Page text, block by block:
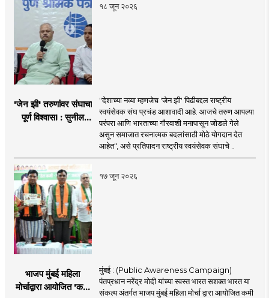
१८ जून २०२६
'जेन झी' तरुणांवर संघाचा
पूर्ण विश्वास! : सुनील
"देशाच्या नव्या म्हणजेच 'जेन झी' पिढीबद्दल राष्ट्रीय
स्वयंसेवक संघ प्रचंड आशावादी आहे. आजचे तरुण आपल्या
परंपरा आणि भारताच्या गौरवाशी मनापासून जोडले गेले
असून समाजात रचनात्मक बदलांसाठी मोठे योगदान देत
आहेत", असे प्रतिपादन राष्ट्रीय स्वयंसेवक संघाचे ..
१७ जून २०२६
भाजप मुंबई महिला
मोर्चाद्वारा आयोजित 'कमी
मुंबई : (Public Awareness Campaign)
पंतप्रधान नरेंद्र मोदी यांच्या स्वस्त भारत सशक्त भारत या
संकल्प अंतर्गत भाजप मुंबई महिला मोर्चा द्वारा आयोजित कमी